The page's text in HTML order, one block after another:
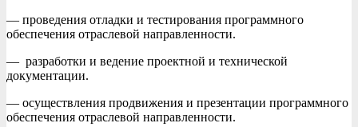
— проведения отладки и тестирования программного
обеспечения отраслевой направленности.
— разработки и ведение проектной и технической
документации.
— осуществления продвижения и презентации программного
обеспечения отраслевой направленности.